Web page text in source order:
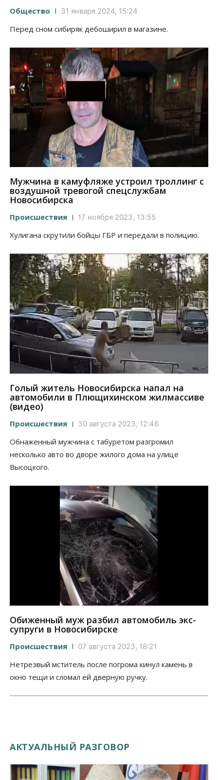
Общество 31 января 2024, 15:24
Перед сном сибиряк дебоширил в магазине.
Мужчина в камуфляже устроил троллинг с
воздушной тревогой спецслужбам
Новосибирска
Происшествия 17 ноября 2023, 13:55
Хулигана скрутили бойцы ГБР и передали в полицию.
Голый житель Новосибирска напал на
автомобили в Плющихинском жилмассиве
(видео)
Происшествия 30 августа 2023, 12:46
Обнаженный мужчина с табуретом разгромил
несколько авто во дворе жилого дома на улице
Высоцкого.
Обиженный муж разбил автомобиль экс-
супруги в Новосибирске
Происшествия 07 августа 2023, 18:21
Нетрезвый мститель после погрома кинул камень в
окно тещи и сломал ей дверную ручку.
АКТУАЛЬНЫЙ РАЗГОВОР